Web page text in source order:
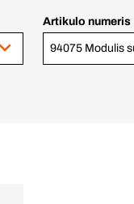
Artikulo numeris